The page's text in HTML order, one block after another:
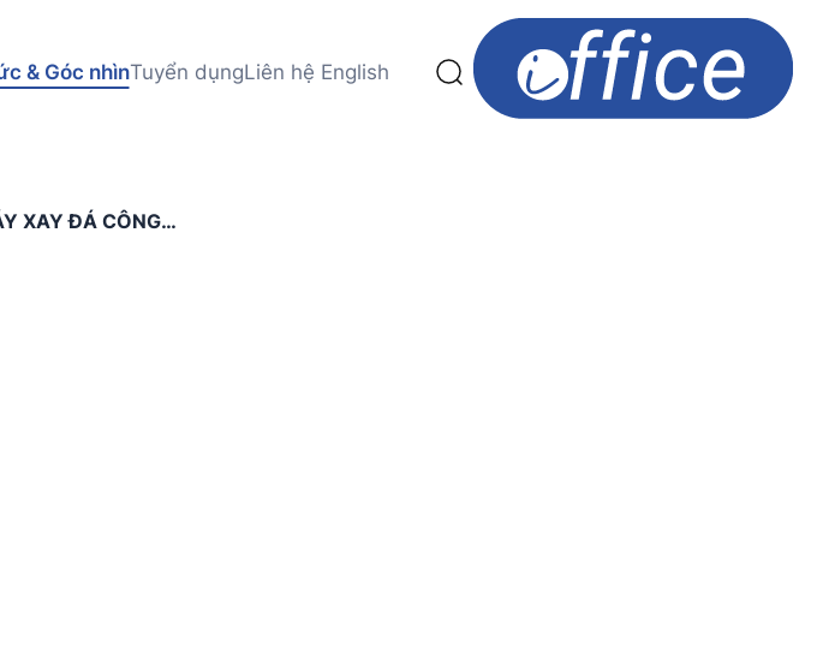
& Góc nhìnTuyển dụngLiên hệ English
XAY ĐÁ CÔNG